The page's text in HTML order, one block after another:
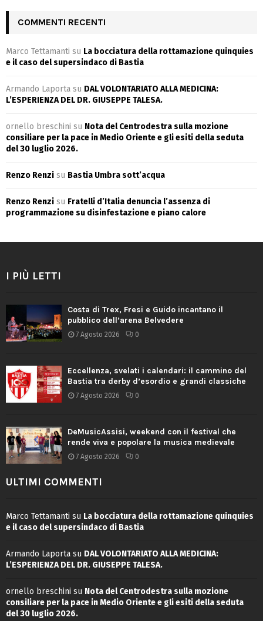
COMMENTI RECENTI
Marco Tettamanti su La bocciatura della rottamazione quinquies
e il caso del supersindaco di Bastia
Armando Laporta su DAL VOLONTARIATO ALLA MEDICINA:
L’ESPERIENZA DEL DR. GIUSEPPE TALESA.
ornello breschini su Nota del Centrodestra sulla mozione
consiliare per la pace in Medio Oriente e gli esiti della seduta
del 30 luglio 2026.
Renzo Renzi su Bastia Umbra sott’acqua
Renzo Renzi su Fratelli d’Italia denuncia l’assenza di
programmazione su disinfestazione e piano calore
I PIÙ LETTI
Costa di Trex, Fresi e Guido incantano il
pubblico dell’arena Belvedere
7 Agosto 2026 0
Eccellenza, svelati i calendari: il cammino del
Bastia tra derby d’esordio e grandi classiche
7 Agosto 2026 0
DeMusicAssisi, weekend con il festival che
rende viva e popolare la musica medievale
7 Agosto 2026 0
ULTIMI COMMENTI
Marco Tettamanti su La bocciatura della rottamazione quinquies
e il caso del supersindaco di Bastia
Armando Laporta su DAL VOLONTARIATO ALLA MEDICINA:
L’ESPERIENZA DEL DR. GIUSEPPE TALESA.
ornello breschini su Nota del Centrodestra sulla mozione
consiliare per la pace in Medio Oriente e gli esiti della seduta
del 30 luglio 2026.